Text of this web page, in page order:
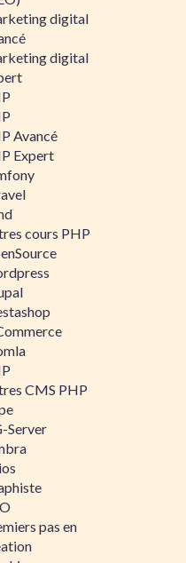
digital
digital
Avancé
Expert
cours PHP
CMS PHP
Server
pas en